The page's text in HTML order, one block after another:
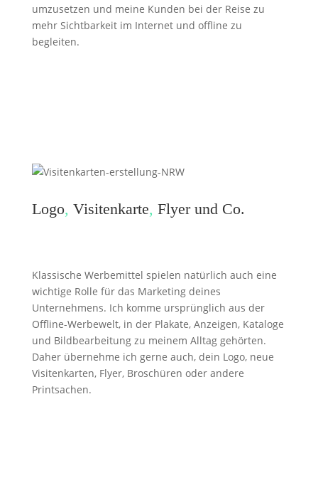
umzusetzen und meine Kunden bei der Reise zu
mehr Sichtbarkeit im Internet und offline zu
begleiten.
Logo, Visitenkarte, Flyer und Co.
Klassische Werbemittel spielen natürlich auch eine
wichtige Rolle für das Marketing deines
Unternehmens. Ich komme ursprünglich aus der
Offline-Werbewelt, in der Plakate, Anzeigen, Kataloge
und Bildbearbeitung zu meinem Alltag gehörten.
Daher übernehme ich gerne auch, dein Logo, neue
Visitenkarten, Flyer, Broschüren oder andere
Printsachen.